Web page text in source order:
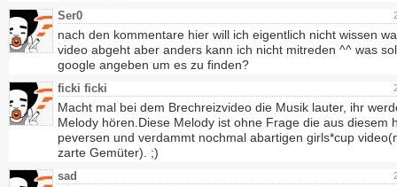
Ser0
nach den kommentare hier will ich eigentlich nicht wissen
video abgeht aber anders kann ich nicht mitreden ^^ was
google angeben um es zu finden?
ficki ficki
Macht mal bei dem Brechreizvideo die Musik lauter, ihr
Melody hören.Diese Melody ist ohne Frage die aus diesem
peversen und verdammt nochmal abartigen girls*cup
zarte Gemüter). ;)
sad